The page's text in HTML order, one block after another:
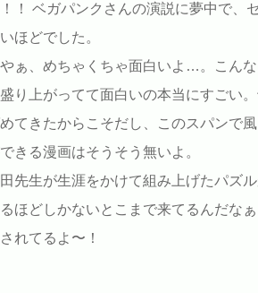
！ ベガパンクさんの演説に夢中で、
ほどでした。
ぁ、めちゃくちゃ面白いよ…。こん
り上がってて面白いの本当にすごい
てきたからこそだし、このスパンで
きる漫画はそうそう無いよ。
先生が生涯をかけて組み上げたパズ
るほどしかないとこまで来てるんだな
れてるよ〜！